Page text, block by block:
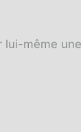
lui-même